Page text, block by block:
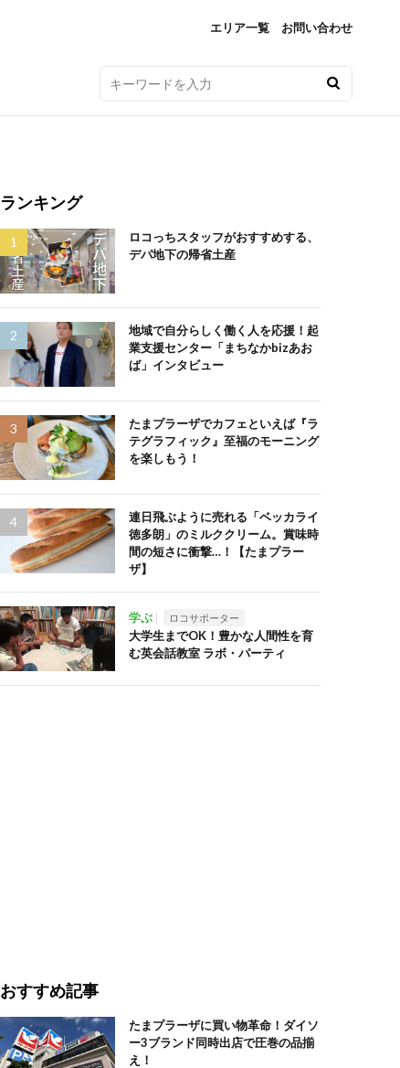
エリア一覧 お問い合わせ
ランキング
ロコっちスタッフがおすすめする、
デパ地下の帰省土産
地域で自分らしく働く人を応援！起
業支援センター「まちなかbizあお
ば」インタビュー
たまプラーザでカフェといえば『ラ
テグラフィック』至福のモーニング
を楽しもう！
連日飛ぶように売れる「ベッカライ
徳多朗」のミルククリーム。賞味時
間の短さに衝撃…！【たまプラー
ザ】
学ぶ ロコサポーター
大学生までOK！豊かな人間性を育
む英会話教室 ラボ・パーティ
おすすめ記事
たまプラーザに買い物革命！ダイソ
ー3ブランド同時出店で圧巻の品揃
え！